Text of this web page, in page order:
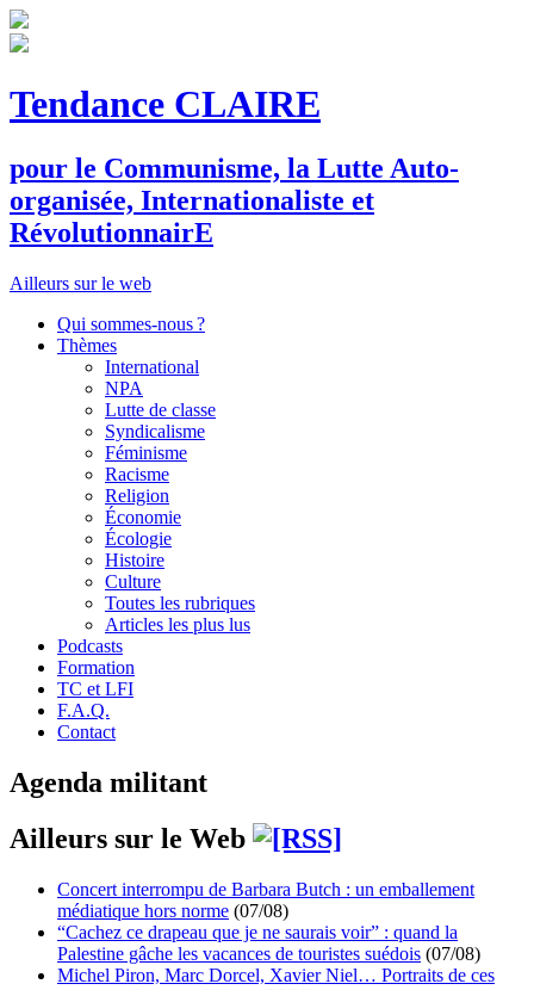
Tendance CLAIRE
pour le Communisme, la Lutte Auto-
organisée, Internationaliste et
RévolutionnairE
Ailleurs sur le web
Qui sommes-nous ?
Thèmes
International
NPA
Lutte de classe
Syndicalisme
Féminisme
Racisme
Religion
Économie
Écologie
Histoire
Culture
Toutes les rubriques
Articles les plus lus
Podcasts
Formation
TC et LFI
F.A.Q.
Contact
Agenda militant
Ailleurs sur le Web
Concert interrompu de Barbara Butch : un emballement
médiatique hors norme (07/08)
“Cachez ce drapeau que je ne saurais voir” : quand la
Palestine gâche les vacances de touristes suédois (07/08)
Michel Piron, Marc Dorcel, Xavier Niel… Portraits de ces